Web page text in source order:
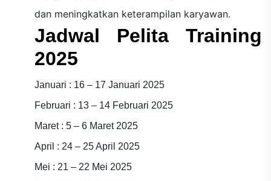
dan meningkatkan keterampilan karyawan.
Jadwal Pelita Training
2025
Januari : 16 – 17 Januari 2025
Februari : 13 – 14 Februari 2025
Maret : 5 – 6 Maret 2025
April : 24 – 25 April 2025
Mei : 21 – 22 Mei 2025